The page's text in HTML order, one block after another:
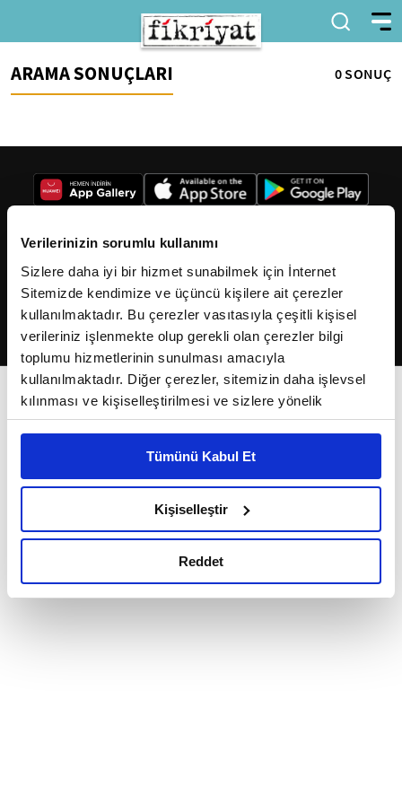
Verilerinizin sorumlu kullanımı
Sizlere daha iyi bir hizmet sunabilmek için İnternet
Sitemizde kendimize ve üçüncü kişilere ait çerezler
kullanılmaktadır. Bu çerezler vasıtasıyla çeşitli kişisel
verileriniz işlenmekte olup gerekli olan çerezler bilgi
toplumu hizmetlerinin sunulması amacıyla
kullanılmaktadır. Diğer çerezler, sitemizin daha işlevsel
kılınması ve kişiselleştirilmesi ve sizlere yönelik
reklam/pazarlama faaliyetlerinin yapılması, amaçlarıyla
Çerezlere ilişkin tercihlerinizi çerez paneli vasıtasıyla
belirleyebilirsiniz. Çerezlere ilişkin detaylı bilgi için
Ayarlar butonuna tıklayabilir,Çerez Bilgilendirme
Metnimizi ziyaret edebilirsiniz.
okumak ve sitemizi ziyaretiniz kapsamında
Tümünü Kabul Et
Kişiselleştir
Reddet
ARAMA SONUÇLARI 0 SONUÇ
2026Fikriyat. Tüm hakları saklıdır.